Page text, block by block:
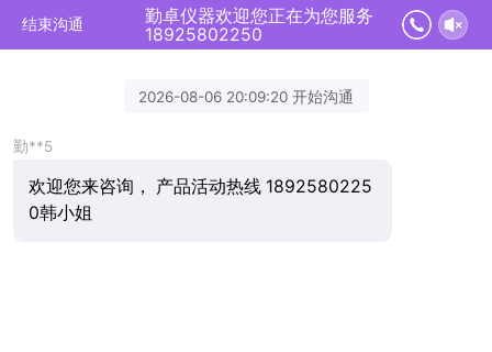
结束沟通
勤卓仪器欢迎您正在为您服务
18925802250
2026-08-06 20:09:20 开始沟通
勤**5
欢迎您来咨询， 产品活动热线 1892580225
0韩小姐